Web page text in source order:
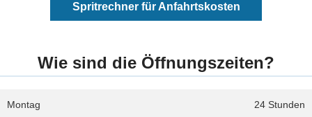
Spritrechner für Anfahrtskosten
Wie sind die Öffnungszeiten?
24 Stunden
Montag